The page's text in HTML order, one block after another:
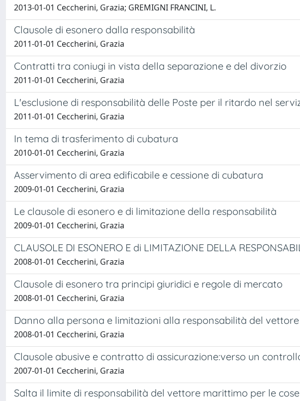
2013-01-01 Ceccherini, Grazia; GREMIGNI FRANCINI, L.
Clausole di esonero dalla responsabilità
2011-01-01 Ceccherini, Grazia
Contratti tra coniugi in vista della separazione e del divorzio
2011-01-01 Ceccherini, Grazia
L'esclusione di responsabilità delle Poste per il ritardo nel
2011-01-01 Ceccherini, Grazia
In tema di trasferimento di cubatura
2010-01-01 Ceccherini, Grazia
Asservimento di area edificabile e cessione di cubatura
2009-01-01 Ceccherini, Grazia
Le clausole di esonero e di limitazione della responsabilità
2009-01-01 Ceccherini, Grazia
CLAUSOLE DI ESONERO E di LIMITAZIONE DELLA
2008-01-01 Ceccherini, Grazia
Clausole di esonero tra principi giuridici e regole di mercato
2008-01-01 Ceccherini, Grazia
Danno alla persona e limitazioni alla responsabilità del
2008-01-01 Ceccherini, Grazia
Clausole abusive e contratto di assicurazione:verso un
2007-01-01 Ceccherini, Grazia
Salta il limite di responsabilità del vettore marittimo per le